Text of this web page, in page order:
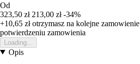
Od
323,50 zł 213,00 zł -34%
+10,65 złotrzymasz na kolejne zamowienie
potwierdzeniu zamowienia
Loading...
Opis